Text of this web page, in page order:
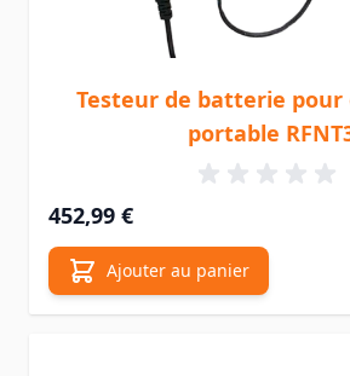
Testeur de batterie
portable
452,99 €
Ajouter au panier